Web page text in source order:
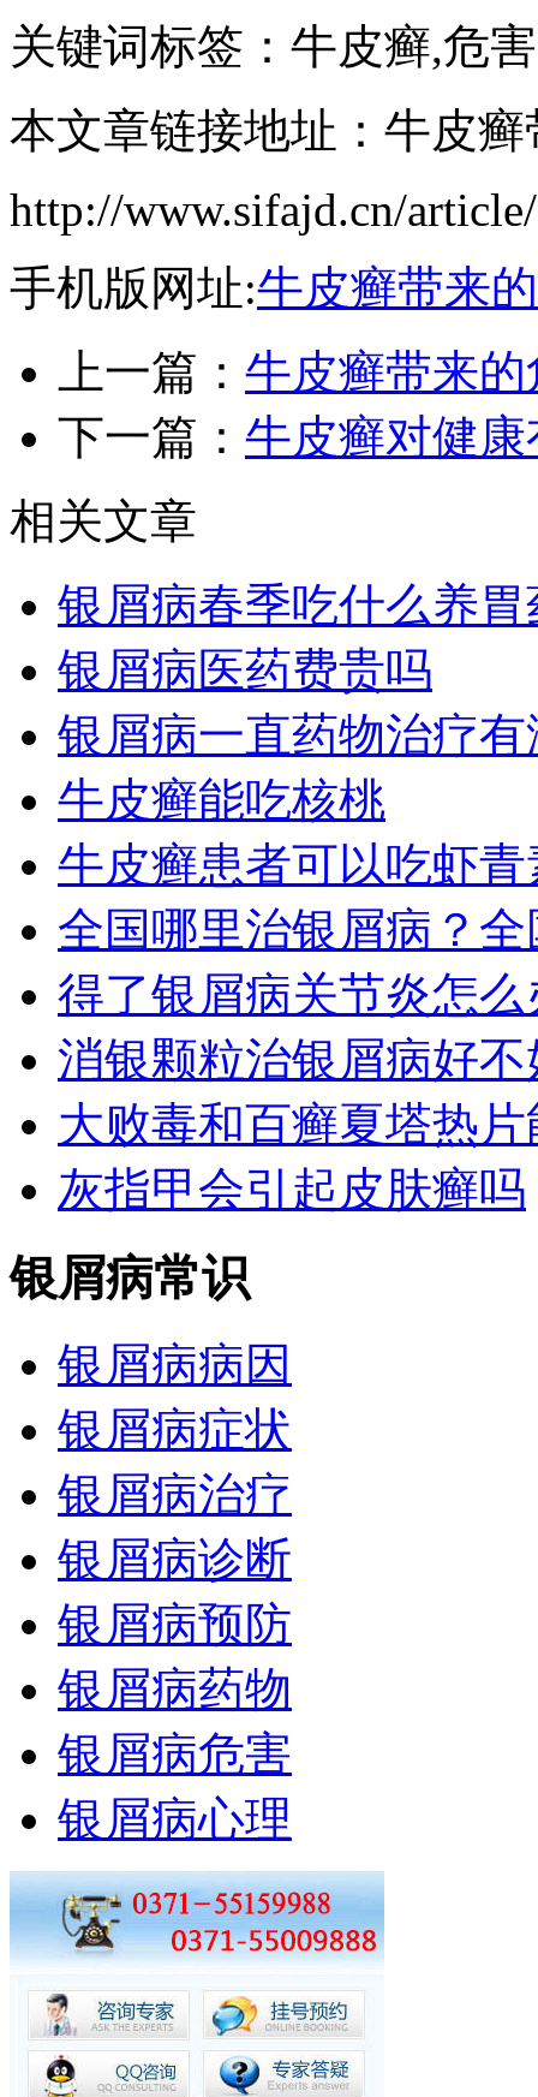
关键词标签：牛皮癣,危害
本文章链接地址：牛皮
http://www.sifajd.cn/
手机版网址:牛皮癣带来
上一篇： 牛皮癣带来
下一篇： 牛皮癣对健
相关文章
银屑病春季吃什么养胃
银屑病医药费贵吗
银屑病一直药物治疗
牛皮癣能吃核桃
牛皮癣患者可以吃虾青
全国哪里治银屑病？
得了银屑病关节炎怎么
消银颗粒治银屑病好
大败毒和百癣夏塔热
灰指甲会引起皮肤癣吗
银屑病常识
银屑病病因
银屑病症状
银屑病治疗
银屑病诊断
银屑病预防
银屑病药物
银屑病危害
银屑病心理